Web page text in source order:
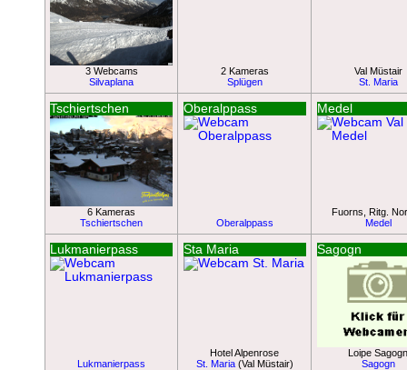
3 Webcams
Silvaplana
2 Kameras
Splügen
Val Müstair
St. Maria
Tschiertschen
6 Kameras
Tschiertschen
Oberalppass
Oberalppass
Medel
Fuorns, Ritg.
Medel
Lukmanierpass
Lukmanierpass
Sta Maria
Hotel Alpenrose
St. Maria(Val Müstair)
Sagogn
Loipe Sagogn
Sagogn